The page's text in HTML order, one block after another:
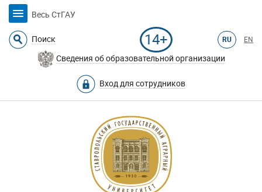
Весь СтГАУ
Поиск 14+ RU EN
Сведения об образовательной организации
Вход для сотрудников